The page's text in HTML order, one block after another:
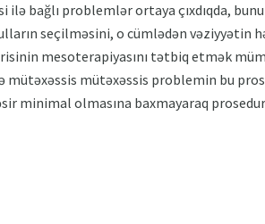
ilə bağlı problemlər ortaya çıxdıqda,
seçilməsini, o cümlədən vəziyyətin
mesoterapiyasını tətbiq etmək
mütəxəssis problemin bu
minimal olmasına baxmayaraq